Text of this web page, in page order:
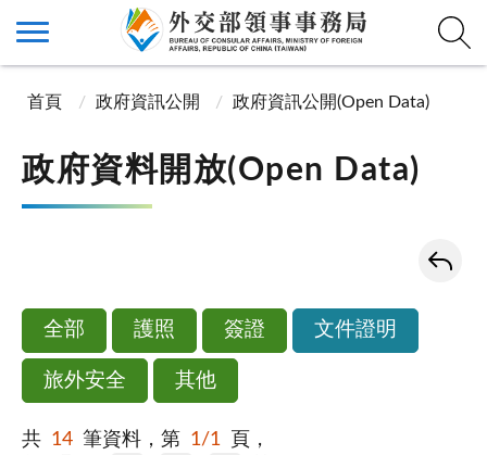
首頁 政府資訊公開 政府資訊公開(Open Data)
政府資料開放(Open Data)
全部 護照 簽證 文件證明
旅外安全 其他
共 14 筆資料，第 1/1
頁，